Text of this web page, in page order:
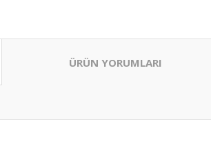
ÜRÜN YORUMLARI